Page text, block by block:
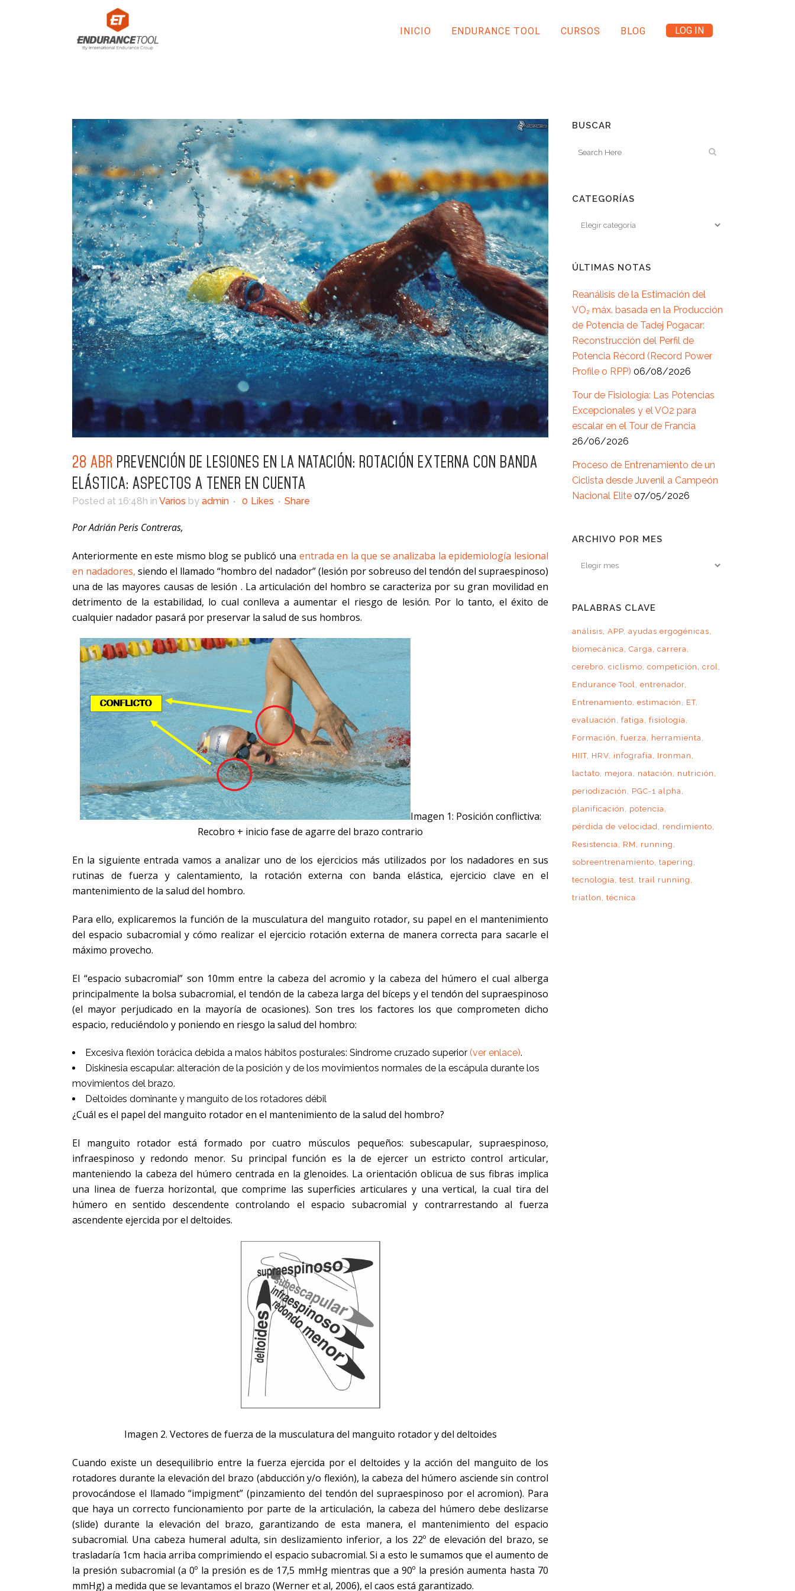
INICIO ENDURANCE TOOL CURSOS BLOG LOG IN
28 ABR PREVENCIÓN DE LESIONES EN LA NATACIÓN: ROTACIÓN EXTERNA CON BANDA
ELÁSTICA: ASPECTOS A TENER EN CUENTA
Posted at 16:48h in Varios by admin 0 Likes Share
Por Adrián Peris Contreras,
Anteriormente en este mismo blog se publicó una entrada en la que se analizaba la epidemiología lesional
en nadadores, siendo el llamado “hombro del nadador” (lesión por sobreuso del tendón del supraespinoso)
una de las mayores causas de lesión . La articulación del hombro se caracteriza por su gran movilidad en
detrimento de la estabilidad, lo cual conlleva a aumentar el riesgo de lesión. Por lo tanto, el éxito de
cualquier nadador pasará por preservar la salud de sus hombros.
Imagen 1: Posición conflictiva:
Recobro + inicio fase de agarre del brazo contrario
En la siguiente entrada vamos a analizar uno de los ejercicios más utilizados por los nadadores en sus
rutinas de fuerza y calentamiento, la rotación externa con banda elástica, ejercicio clave en el
mantenimiento de la salud del hombro.
Para ello, explicaremos la función de la musculatura del manguito rotador, su papel en el mantenimiento
del espacio subacromial y cómo realizar el ejercicio rotación externa de manera correcta para sacarle el
máximo provecho.
El “espacio subacromial” son 10mm entre la cabeza del acromio y la cabeza del húmero el cual alberga
principalmente la bolsa subacromial, el tendón de la cabeza larga del bíceps y el tendón del supraespinoso
(el mayor perjudicado en la mayoría de ocasiones). Son tres los factores los que comprometen dicho
espacio, reduciéndolo y poniendo en riesgo la salud del hombro:
Excesiva flexión torácica debida a malos hábitos posturales: Sindrome cruzado superior (ver enlace).
Diskinesia escapular: alteración de la posición y de los movimientos normales de la escápula durante los
movimientos del brazo.
Deltoides dominante y manguito de los rotadores débil
¿Cuál es el papel del manguito rotador en el mantenimiento de la salud del hombro?
El manguito rotador está formado por cuatro músculos pequeños: subescapular, supraespinoso,
infraespinoso y redondo menor. Su principal función es la de ejercer un estricto control articular,
manteniendo la cabeza del húmero centrada en la glenoides. La orientación oblicua de sus fibras implica
una linea de fuerza horizontal, que comprime las superficies articulares y una vertical, la cual tira del
húmero en sentido descendente controlando el espacio subacromial y contrarrestando al fuerza
ascendente ejercida por el deltoides.
Imagen 2. Vectores de fuerza de la musculatura del manguito rotador y del deltoides
Cuando existe un desequilibrio entre la fuerza ejercida por el deltoides y la acción del manguito de los
rotadores durante la elevación del brazo (abducción y/o flexión), la cabeza del húmero asciende sin control
provocándose el llamado “impigment” (pinzamiento del tendón del supraespinoso por el acromion). Para
que haya un correcto funcionamiento por parte de la articulación, la cabeza del húmero debe deslizarse
(slide) durante la elevación del brazo, garantizando de esta manera, el mantenimiento del espacio
subacromial. Una cabeza humeral adulta, sin deslizamiento inferior, a los 22º de elevación del brazo, se
trasladaría 1cm hacia arriba comprimiendo el espacio subacromial. Si a esto le sumamos que el aumento de
la presión subacromial (a 0º la presión es de 17,5 mmHg mientras que a 90º la presión aumenta hasta 70
mmHg) a medida que se levantamos el brazo (Werner et al, 2006), el caos está garantizado.
BUSCAR
CATEGORÍAS
ÚLTIMAS NOTAS
Reanálisis de la Estimación del
VO₂ máx. basada en la Producción
de Potencia de Tadej Pogacar:
Reconstrucción del Perfil de
Potencia Récord (Record Power
Profile o RPP) 06/08/2026
Tour de Fisiología: Las Potencias
Excepcionales y el VO2 para
escalar en el Tour de Francia
26/06/2026
Proceso de Entrenamiento de un
Ciclista desde Juvenil a Campeón
Nacional Elite 07/05/2026
ARCHIVO POR MES
Archivo
PALABRAS CLAVE
análisis APP ayudas ergogénicas
biomecánica Carga carrera
cerebro ciclismo competición
crol
Endurance Tool entrenador
Entrenamiento estimación
ET
evaluación
fatiga fisiología
Formación
fuerza
herramienta
HIIT HRV infografía
Ironman
lactato
mejora natación
nutrición
periodización
PGC-1 alpha
planificación
potencia
pérdida de velocidad
rendimiento
Resistencia
RM
running
sobreentrenamiento tapering
tecnología test trail running
triatlon
técnica